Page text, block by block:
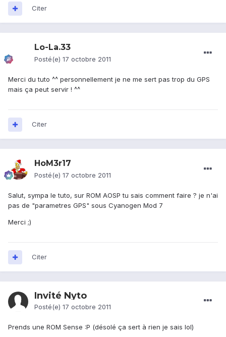
Citer
Lo-La.33
Posté(e) 17 octobre 2011
Merci du tuto ^^ personnellement je ne me sert pas trop du GPS
mais ça peut servir ! ^^
Citer
HoM3r17
Posté(e) 17 octobre 2011
Salut, sympa le tuto, sur ROM AOSP tu sais comment faire ? je n'ai
pas de "parametres GPS" sous Cyanogen Mod 7
Merci ;)
Citer
Invité Nyto
Posté(e) 17 octobre 2011
Prends une ROM Sense :P (désolé ça sert à rien je sais lol)